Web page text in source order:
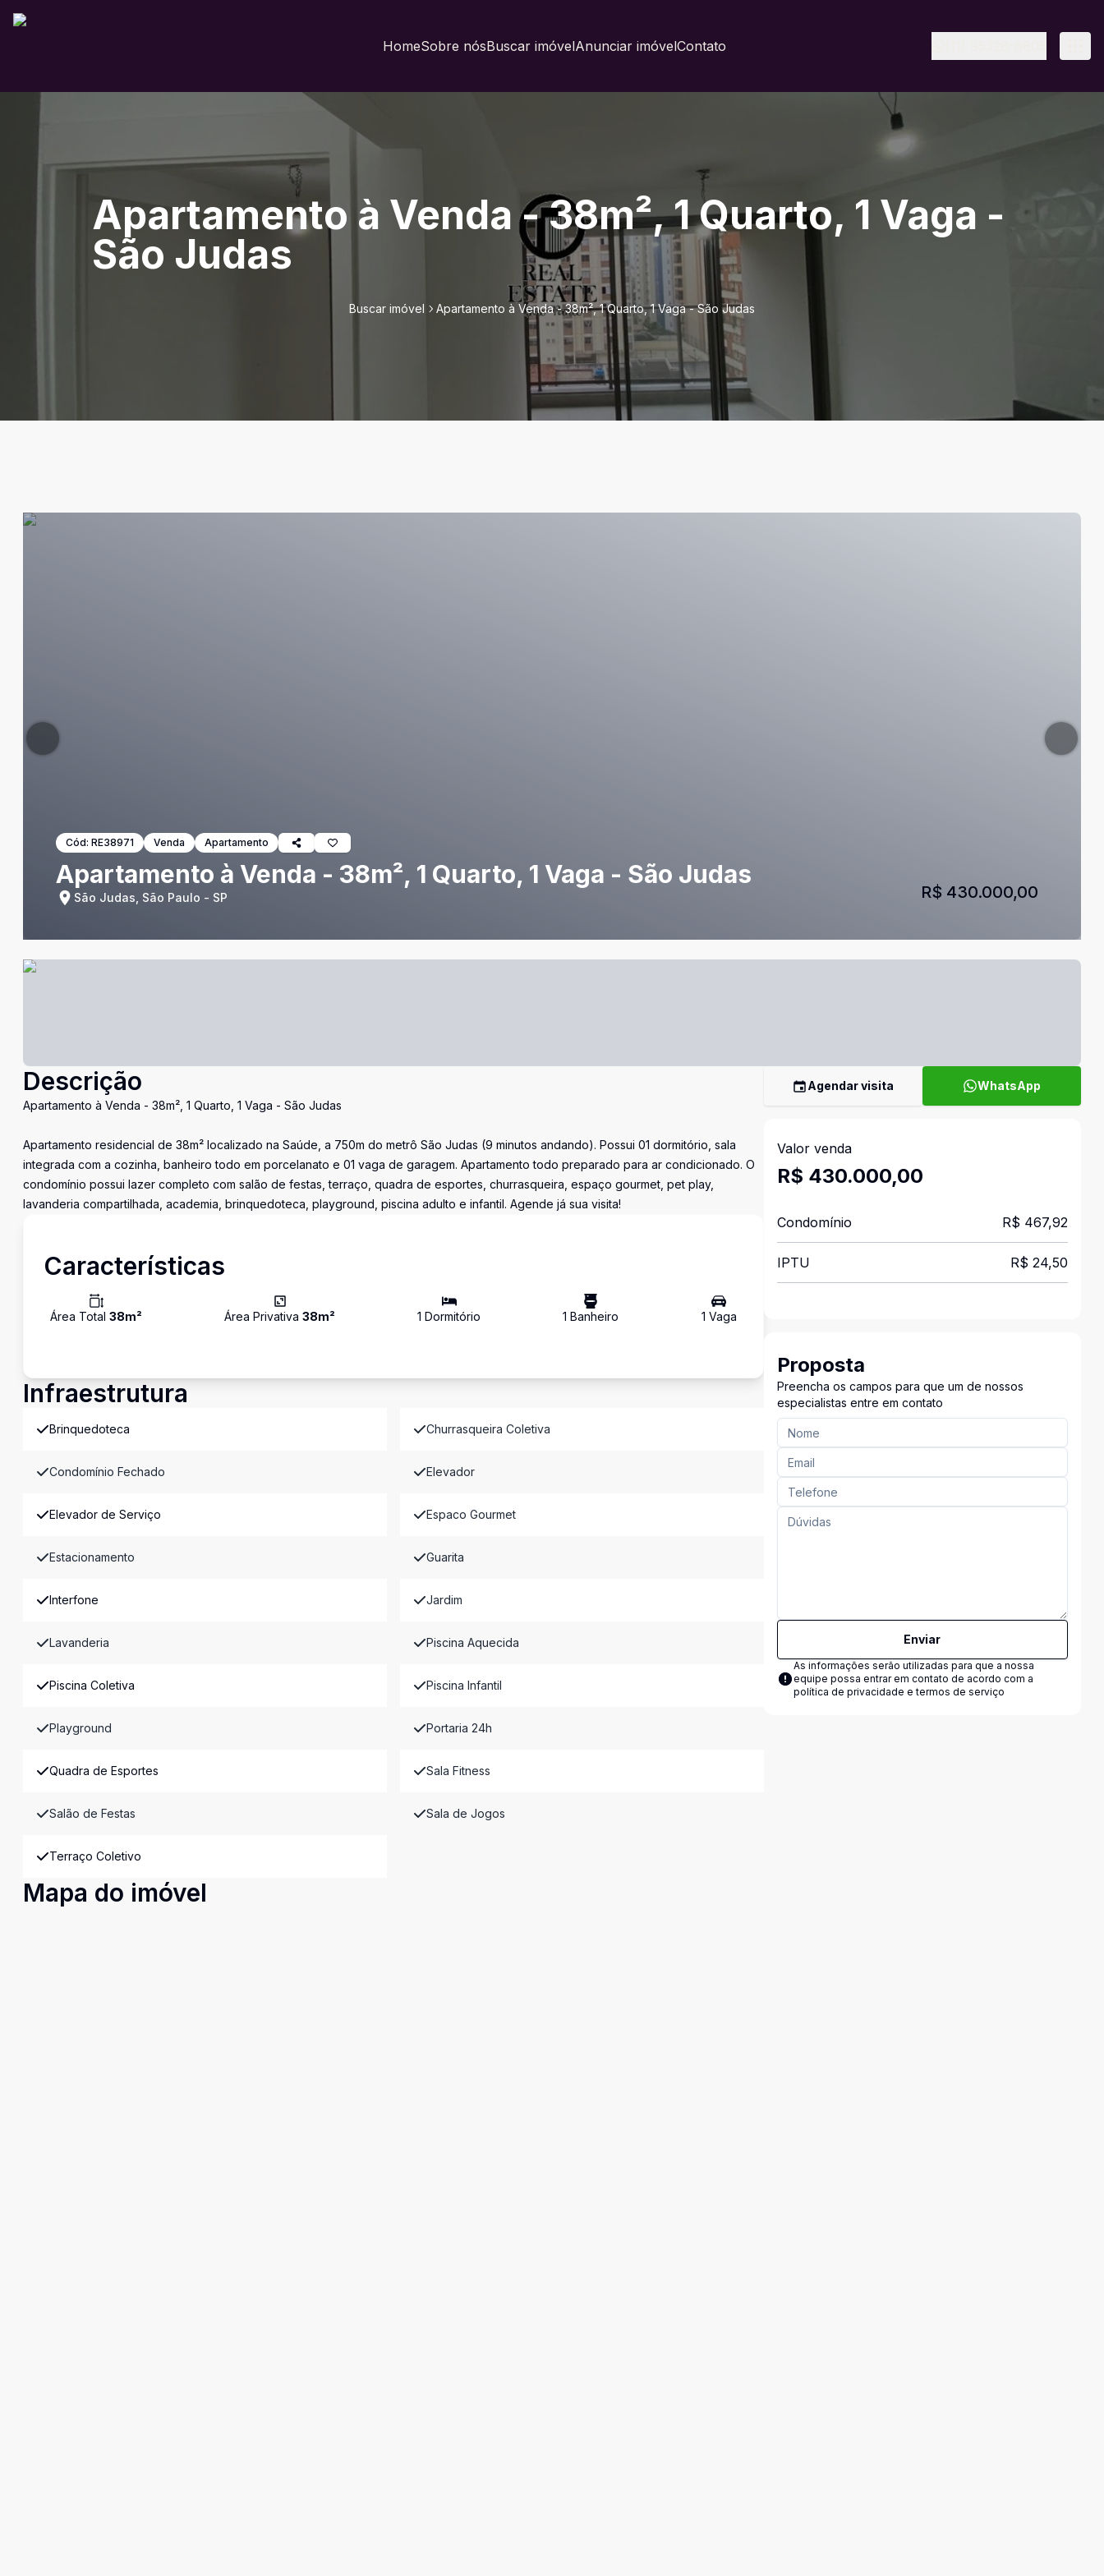
HomeSobre nósBuscar imóvelAnunciar imóvelContato
Apartamento à Venda - 38m², 1 Quarto, 1 Vaga -
São Judas
Buscar imóvel Apartamento à Venda - 38m², 1 Quarto, 1 Vaga - São Judas
Cód: RE38971 Venda Apartamento
Apartamento à Venda - 38m², 1 Quarto, 1 Vaga - São Judas
São Judas, São Paulo - SP R$ 430.000,00
Descrição
Apartamento à Venda - 38m², 1 Quarto, 1 Vaga - São Judas
Apartamento residencial de 38m² localizado na Saúde, a 750m do metrô São Judas (9 minutos andando). Possui 01 dormitório, sala
integrada com a cozinha, banheiro todo em porcelanato e 01 vaga de garagem. Apartamento todo preparado para ar condicionado. O
condomínio possui lazer completo com salão de festas, terraço, quadra de esportes, churrasqueira, espaço gourmet, pet play,
lavanderia compartilhada, academia, brinquedoteca, playground, piscina adulto e infantil. Agende já sua visita!
Características
Área Total 38m² Área Privativa38m² 1 Dormitório 1 Banheiro 1 Vaga
Infraestrutura
Brinquedoteca Churrasqueira Coletiva
Condomínio Fechado Elevador
Elevador de Serviço Espaco Gourmet
Estacionamento Guarita
Interfone Jardim
Lavanderia Piscina Aquecida
Piscina Coletiva Piscina Infantil
Playground Portaria 24h
Quadra de Esportes Sala Fitness
Salão de Festas Sala de Jogos
Terraço Coletivo
Mapa do imóvel
Agendar visita WhatsApp
Valor venda
R$ 430.000,00
Condomínio R$ 467,92
IPTU R$ 24,50
Proposta
Preencha os campos para que um de nossos
especialistas entre em contato
Enviar
As informações serão utilizadas para que a nossa
equipe possa entrar em contato de acordo com a
política de privacidade e termos de serviço